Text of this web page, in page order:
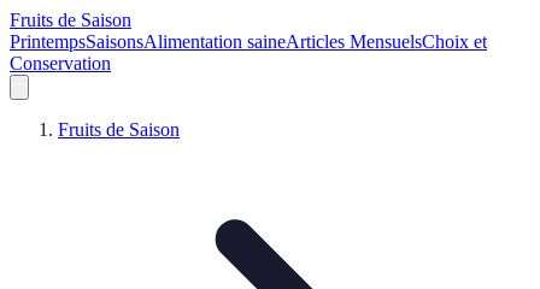
Fruits de Saison
PrintempsSaisonsAlimentation saineArticles MensuelsChoix et
Conservation
Fruits de Saison